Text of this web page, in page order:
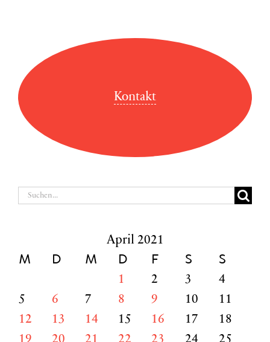
Kontakt
Suche
April 2021
M D M D F S S
1 2 3
4
5
6 7 8 9 10
11
12
13 14 15 16 17
18